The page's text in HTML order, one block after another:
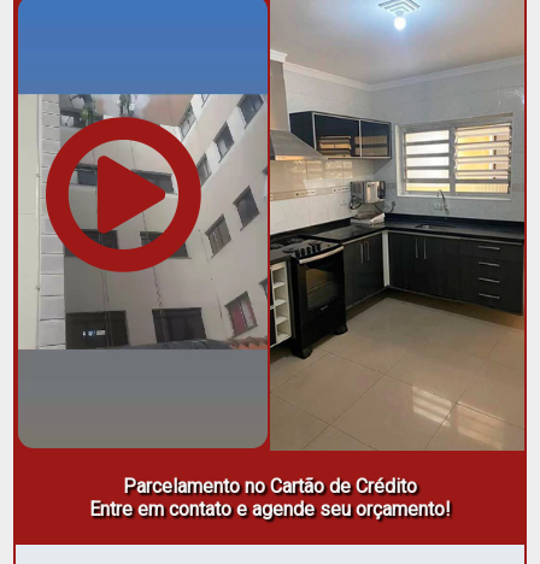
Parcelamento no Cartão de Crédito
Entre em contato e agende seu orçamento!